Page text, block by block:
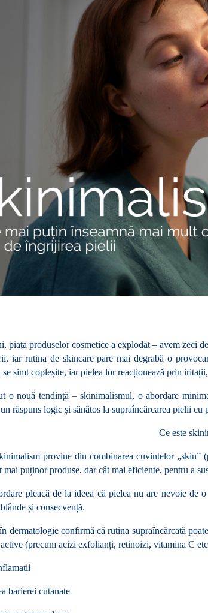
piața produselor cosmetice a explodat – avem zeci
iar rutina de skincare pare mai degrabă o
simt copleșite, iar pielea lor reacționează prin
o nouă tendință – skinimalismul, o abordare
răspuns logic și sănătos la supraîncărcarea pielii cu
Ce este
provine din combinarea cuvintelor
mai puținor produse, dar cât mai eficiente, pentru a
pleacă de la ideea că pielea nu are nevoie
și consecvență.
dermatologie confirmă că rutina supraîncărcată
(precum acizi exfolianți, retinoizi, vitamina C
barierei cutanate